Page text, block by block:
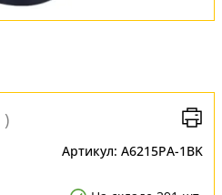
)
Артикул: A6215PA-1BK